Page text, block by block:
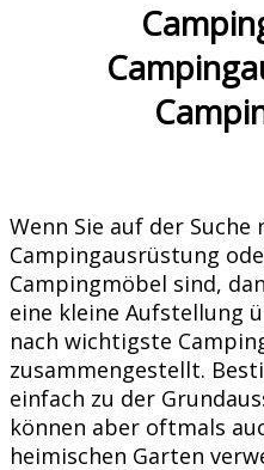
Wenn Sie auf der
Campingausrüstung
Campingmöbel sind,
eine kleine Aufstellung
nach wichtigste
zusammengestellt.
einfach zu der
können aber oftmals
heimischen Garten